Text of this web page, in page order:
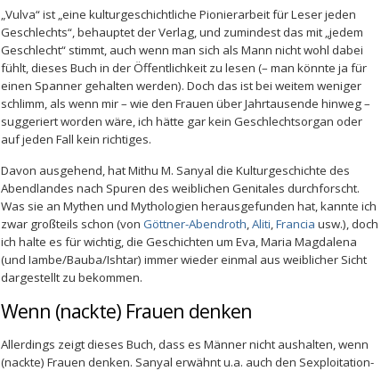
„Vulva“ ist „eine kulturgeschichtliche Pionierarbeit für Leser jeden
Geschlechts“, behauptet der Verlag, und zumindest das mit „jedem
Geschlecht“ stimmt, auch wenn man sich als Mann nicht wohl dabei
fühlt, dieses Buch in der Öffentlichkeit zu lesen (– man könnte ja für
einen Spanner gehalten werden). Doch das ist bei weitem weniger
schlimm, als wenn mir – wie den Frauen über Jahrtausende hinweg –
suggeriert worden wäre, ich hätte gar kein Geschlechtsorgan oder
auf jeden Fall kein richtiges.
Davon ausgehend, hat Mithu M. Sanyal die Kulturgeschichte des
Abendlandes nach Spuren des weiblichen Genitales durchforscht.
Was sie an Mythen und Mythologien herausgefunden hat, kannte ich
zwar großteils schon (von Göttner-Abendroth,Aliti,Francia usw.), doch
ich halte es für wichtig, die Geschichten um Eva, Maria Magdalena
(und Iambe/Bauba/Ishtar) immer wieder einmal aus weiblicher Sicht
dargestellt zu bekommen.
Wenn (nackte) Frauen denken
Allerdings zeigt dieses Buch, dass es Männer nicht aushalten, wenn
(nackte) Frauen denken. Sanyal erwähnt u.a. auch den Sexploitation-